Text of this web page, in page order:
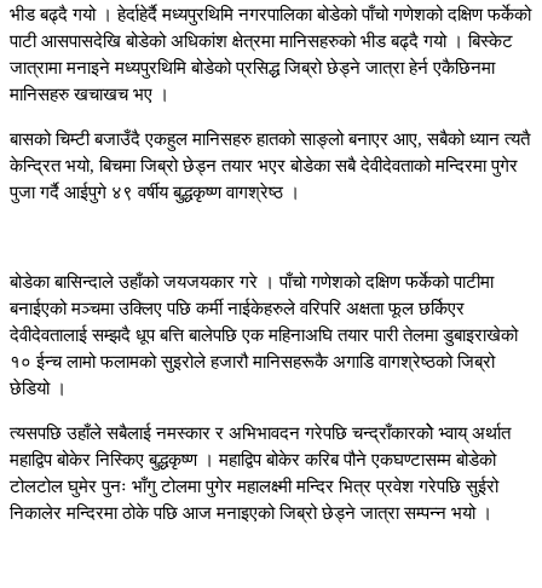
भीड बढ्दै गयो । हेर्दाहेर्दै मध्यपुरथिमि नगरपालिका बोडेको पाँचो गणेशको दक्षिण फर्केको
पाटी आसपासदेखि बोडेको अधिकांश क्षेत्रमा मानिसहरुको भीड बढ्दै गयो । बिस्केट
जात्रामा मनाइने मध्यपुरथिमि बोडेको प्रसिद्ध जिब्रो छेड्ने जात्रा हेर्न एकैछिनमा
मानिसहरु खचाखच भए ।
बासको चिम्टी बजाउँदै एकहुल मानिसहरु हातको साङ्लो बनाएर आए, सबैको ध्यान त्यतै
केन्द्रित भयो, बिचमा जिब्रो छेड्न तयार भएर बोडेका सबै देवीदेवताको मन्दिरमा पुगेर
पुजा गर्दै आईपुगे ४९ वर्षीय बुद्धकृष्ण वागश्रेष्ठ ।
बोडेका बासिन्दाले उहाँको जयजयकार गरे । पाँचो गणेशको दक्षिण फर्केको पाटीमा
बनाईएको मञ्चमा उक्लिए पछि कर्मी नाईकेहरुले वरिपरि अक्षता फूल छर्किएर
देवीदेवतालाई सम्झदै धूप बत्ति बालेपछि एक महिनाअघि तयार पारी तेलमा डुबाइराखेको
१० ईन्च लामो फलामको सुइरोले हजारौ मानिसहरूकै अगाडि वागश्रेष्ठको जिब्रो
छेडियो ।
त्यसपछि उहाँले सबैलाई नमस्कार र अभिभावदन गरेपछि चन्द्राँकारकोे भ्वाय् अर्थात
महाद्विप बोकेर निस्किए बुद्धकृष्ण । महाद्विप बोकेर करिब पौने एकघण्टासम्म बोडेको
टोलटोल घुमेर पुनः भाँगु टोलमा पुगेर महालक्ष्मी मन्दिर भित्र प्रवेश गरेपछि सुईरो
निकालेर मन्दिरमा ठोके पछि आज मनाइएको जिब्रो छेड्ने जात्रा सम्पन्न भयो ।